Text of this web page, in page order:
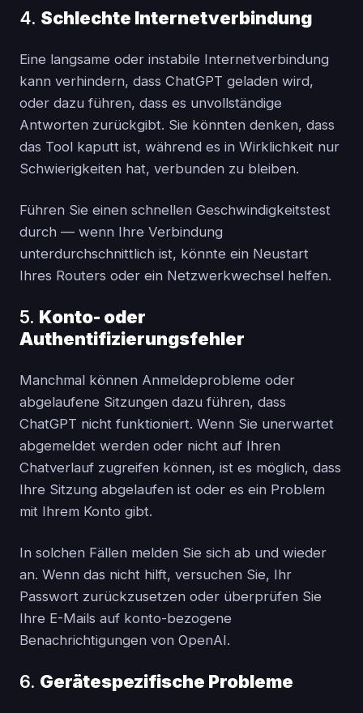
4. Schlechte Internetverbindung
Eine langsame oder instabile Internetverbindung
kann verhindern, dass ChatGPT geladen wird,
oder dazu führen, dass es unvollständige
Antworten zurückgibt. Sie könnten denken, dass
das Tool kaputt ist, während es in Wirklichkeit nur
Schwierigkeiten hat, verbunden zu bleiben.
Führen Sie einen schnellen Geschwindigkeitstest
durch — wenn Ihre Verbindung
unterdurchschnittlich ist, könnte ein Neustart
Ihres Routers oder ein Netzwerkwechsel helfen.
5. Konto- oder
Authentifizierungsfehler
Manchmal können Anmeldeprobleme oder
abgelaufene Sitzungen dazu führen, dass
ChatGPT nicht funktioniert. Wenn Sie unerwartet
abgemeldet werden oder nicht auf Ihren
Chatverlauf zugreifen können, ist es möglich, dass
Ihre Sitzung abgelaufen ist oder es ein Problem
mit Ihrem Konto gibt.
In solchen Fällen melden Sie sich ab und wieder
an. Wenn das nicht hilft, versuchen Sie, Ihr
Passwort zurückzusetzen oder überprüfen Sie
Ihre E-Mails auf konto-bezogene
Benachrichtigungen von OpenAI.
6. Gerätespezifische Probleme